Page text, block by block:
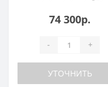
74 300р.
- +
УТОЧНИТЬ